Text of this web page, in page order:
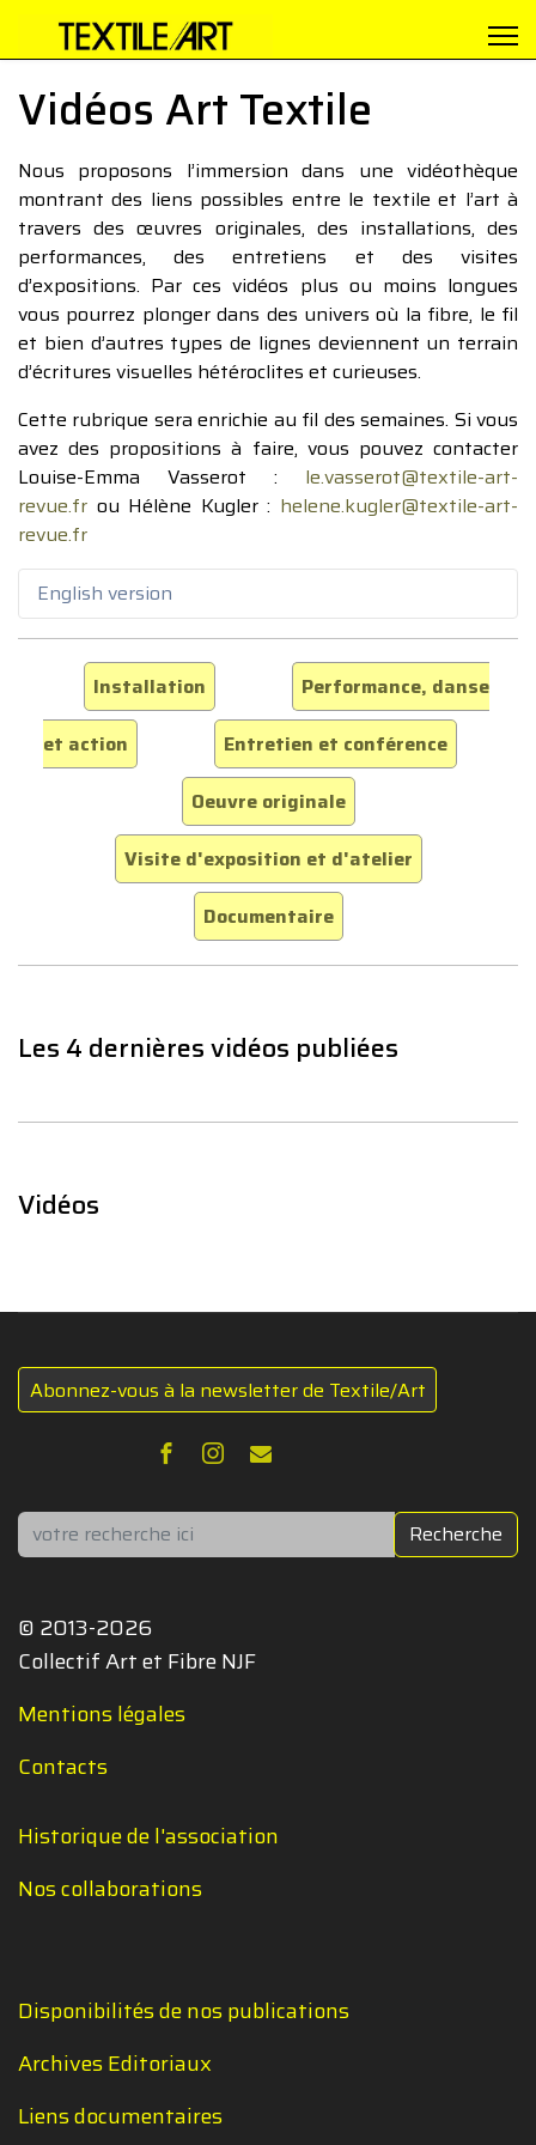
Vidéos Art Textile
Nous proposons l’immersion dans une vidéothèque
montrant des liens possibles entre le textile et l’art à
travers des œuvres originales, des installations, des
performances, des entretiens et des visites
d’expositions. Par ces vidéos plus ou moins longues
vous pourrez plonger dans des univers où la fibre, le fil
et bien d’autres types de lignes deviennent un terrain
d’écritures visuelles hétéroclites et curieuses.
Cette rubrique sera enrichie au fil des semaines. Si vous
avez des propositions à faire, vous pouvez contacter
Louise-Emma Vasserot : le.vasserot@textile-art-
revue.fr ou Hélène Kugler : helene.kugler@textile-art-
revue.fr
English version
Installation
Performance, danse
et action
Entretien et conférence
Oeuvre originale
Visite d'exposition et d'atelier
Documentaire
Les 4 dernières vidéos publiées
Vidéos
Abonnez-vous à la newsletter de Textile/Art
Rechercher Recherche
© 2013-2026
Collectif Art et Fibre NJF
Mentions légales
Contacts
Historique de l'association
Nos collaborations
Disponibilités de nos publications
Archives Editoriaux
Liens documentaires